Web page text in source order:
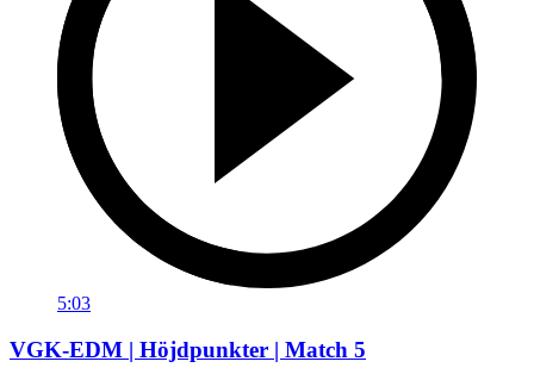
5:03
VGK-EDM | Höjdpunkter | Match 5